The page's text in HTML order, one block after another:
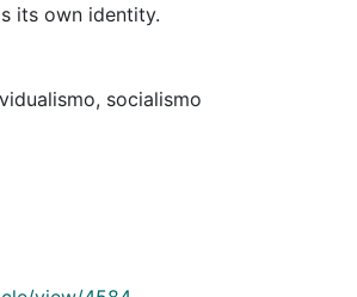
its own identity.
, socialismo